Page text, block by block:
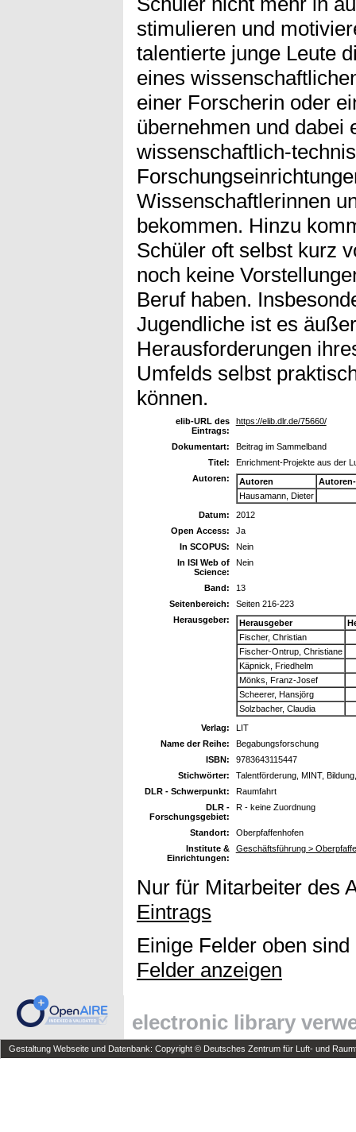
stimulieren und
talentierte junge Leute
eines
einer Forscherin oder
übernehmen und dabei
wissenschaftlich-
Wissenschaftlerinnen
bekommen. Hinzu
Schüler oft selbst kurz
noch keine
Beruf haben.
Jugendliche ist es
Herausforderungen
Umfelds selbst
können.
elib-URL des
Eintrags:
https://elib.dlr.de/75660/
Dokumentart:
Beitrag im Sammelband
Titel:
Enrichment-Projekte aus der
Autoren:
Autoren
Hausamann, Dieter
Datum:
2012
Open Access:
Ja
In SCOPUS:
Nein
In ISI Web of
Science:
Nein
Band:
13
Seitenbereich:
Seiten 216-223
Herausgeber:
Herausgeber
Fischer, Christian
Fischer-Ontrup, Christiane
Käpnick, Friedhelm
Mönks, Franz-Josef
Scheerer, Hansjörg
Solzbacher, Claudia
Verlag:
LIT
Name der Reihe:
Begabungsforschung
ISBN:
9783643115447
Stichwörter:
Talentförderung, MINT,
DLR - Schwerpunkt:
Raumfahrt
DLR -
Forschungsgebiet:
R - keine Zuordnung
Standort:
Oberpfaffenhofen
Institute &
Einrichtungen:
Geschäftsführung >
Nur für Mitarbeiter des
Eintrags
Einige Felder oben
Felder anzeigen
electronic library
Gestaltung Webseite und Datenbank: Copyright © Deutsches Zentrum für Luft- und